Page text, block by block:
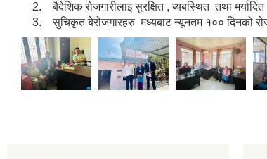
2. बैदेशिक रोजगारीलाइ सुरक्षित , ब्यबस्थित तथा
3. सुचिकृत बेरोजगारहरु मध्यबाट न्यूनतम १०० दिनको